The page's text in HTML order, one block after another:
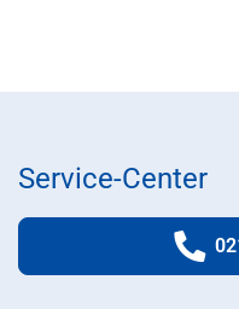
Service-Center